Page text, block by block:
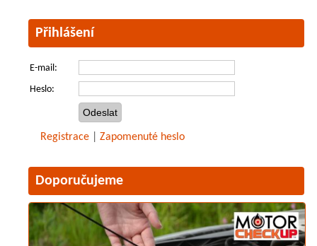
Přihlášení
E-mail:
Heslo:
Registrace Zapomenuté heslo
Doporučujeme